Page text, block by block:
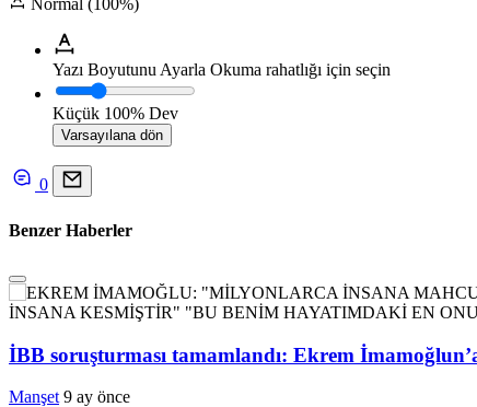
Normal (100%)
Yazı Boyutunu Ayarla Okuma rahatlığı için seçin
Küçük 100% Dev
Varsayılana dön
0
Benzer Haberler
İBB soruşturması tamamlandı: Ekrem
Manşet 9 ay önce